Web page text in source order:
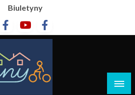
narzędzi
Biuletyny